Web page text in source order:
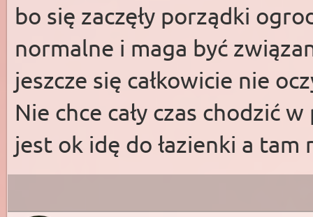
bo się zaczęły porządki
normalne i maga być
jeszcze się całkowicie nie
Nie chce cały czas chodzić
jest ok idę do łazienki a